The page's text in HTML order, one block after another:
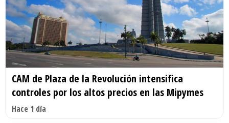
CAM de Plaza de la Revolución intensifica
controles por los altos precios en las Mipymes
Hace 1 día